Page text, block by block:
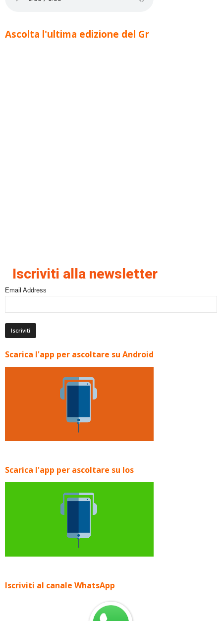
Ascolta l'ultima edizione del Gr
Iscriviti alla newsletter
Email Address
Scarica l'app per ascoltare su Android
Scarica l'app per ascoltare su Ios
Iscriviti al canale WhatsApp